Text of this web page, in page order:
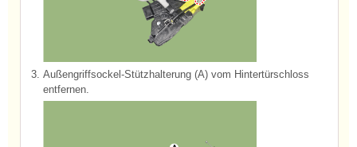
3. Außengriffsockel-Stützhalterung (A) vom Hintertürschloss
entfernen.